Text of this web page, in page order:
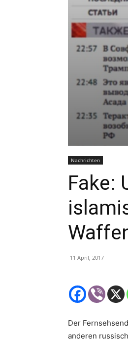
Nachrichten
Fake:
11 April, 2017
Der
anderen